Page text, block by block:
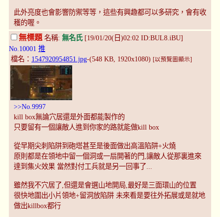
此外亮度也會影響防禦等等，這些有興趣都可以多研究，會有收
穫的喔。
無標題名稱: 無名氏[19/01/20(日)02:02 ID:BUL8.iBU]
No.10001 推
檔名： 1547920954851.jpg-(548 KB, 1920x1080) [以預覽圖顯示]
>>No.9997
kill box無論穴居還是外面都能製作的
只要留有一個讓敵人進到你家的路就能做kill box
從早期尖刺陷阱到砲塔甚至是後面做出高溫陷阱+火燒
原則都是在領地中留一個洞或一扇開著的門,讓敵人從那裏進來
達到集火效果 當然對付工兵就是另一回事了...
雖然我不穴居了,但還是會選山地開局,最好是三面環山的位置
很快地圍出小片領地+留洞放陷阱 未來看是要往外拓展或是就地
做出killbox都行